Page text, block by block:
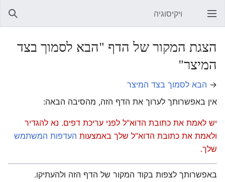
פתיחת התפריט הראשי ויקיסוגיה
הצגת המקור של הדף "הבא לסמוך בצד
המיצר"
→ הבא לסמוך בצד המיצר
אין באפשרותך לערוך את הדף הזה, מהסיבה הבאה:
יש לאמת את כתובת הדוא"ל לפני עריכת דפים. נא להגדיר
ולאמת את כתובת הדוא"ל שלך באמצעות העדפות המשתמש
שלך.
באפשרותך לצפות בקוד המקור של הדף הזה ולהעתיקו.